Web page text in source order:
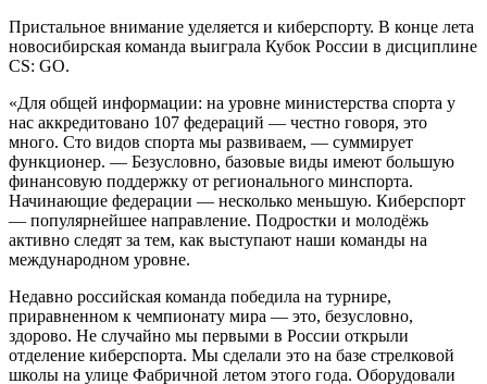
Пристальное внимание уделяется и киберспорту. В конце лета
новосибирская команда выиграла Кубок России в дисциплине
CS: GO.
«Для общей информации: на уровне министерства спорта у
нас аккредитовано 107 федераций ― честно говоря, это
много. Сто видов спорта мы развиваем, ― суммирует
функционер. ― Безусловно, базовые виды имеют большую
финансовую поддержку от регионального минспорта.
Начинающие федерации ― несколько меньшую. Киберспорт
― популярнейшее направление. Подростки и молодёжь
активно следят за тем, как выступают наши команды на
международном уровне.
Недавно российская команда победила на турнире,
приравненном к чемпионату мира ― это, безусловно,
здорово. Не случайно мы первыми в России открыли
отделение киберспорта. Мы сделали это на базе стрелковой
школы на улице Фабричной летом этого года. Оборудовали